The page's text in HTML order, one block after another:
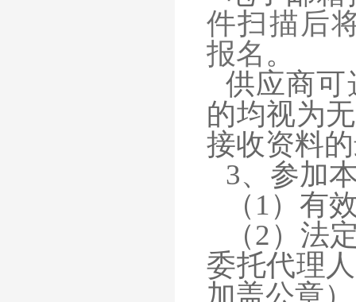
件扫描后
报名 。
供应商可
的均视为
接收资料
3、参加
（1）有
（2）法
委托代理
加盖公章